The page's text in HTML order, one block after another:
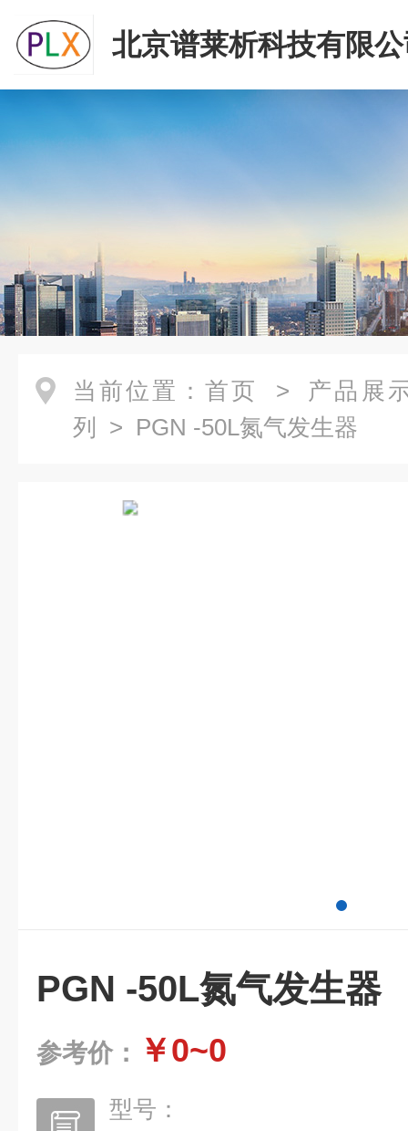
北京谱莱析科技有限
当前位置： 首页 > 产品展
列
> PGN -50L氮气发生器
PGN -50L氮气发生器
参考价： ￥0~0
型号：